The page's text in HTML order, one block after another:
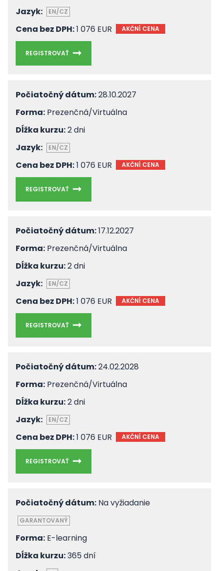
Jazyk:
EN/CZ
Cena bez DPH:1 076 EUR AKČNÍ CENA
REGISTROVAŤ
Počiatočný dátum:28.10.2027
Forma: Prezenčná/Virtuálna
Dĺžka kurzu:2 dni
Jazyk:
EN/CZ
Cena bez DPH:1 076 EUR AKČNÍ CENA
REGISTROVAŤ
Počiatočný dátum:17.12.2027
Forma: Prezenčná/Virtuálna
Dĺžka kurzu:2 dni
Jazyk:
EN/CZ
Cena bez DPH:1 076 EUR AKČNÍ CENA
REGISTROVAŤ
Počiatočný dátum:24.02.2028
Forma: Prezenčná/Virtuálna
Dĺžka kurzu:2 dni
Jazyk:
EN/CZ
Cena bez DPH:1 076 EUR AKČNÍ CENA
REGISTROVAŤ
Počiatočný dátum: Na vyžiadanie
GARANTOVANÝ
Forma: E-learning
Dĺžka kurzu:365 dní